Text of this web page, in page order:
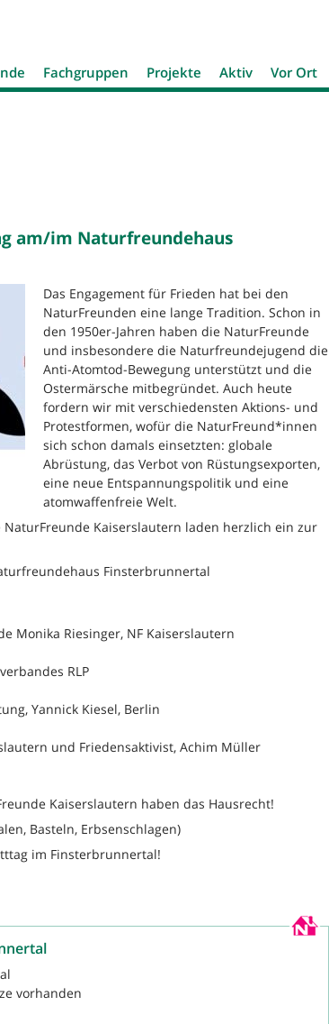
Fachgruppen Projekte Aktiv Vor Ort
am/im Naturfreundehaus
Das Engagement für Frieden hat bei den
NaturFreunden eine lange Tradition. Schon in
den 1950er-Jahren haben die NaturFreunde
und insbesondere die Naturfreundejugend die
Anti-Atomtod-Bewegung unterstützt und die
Ostermärsche mitbegründet. Auch heute
fordern wir mit verschiedensten Aktions- und
Protestformen, wofür die NaturFreund*innen
sich schon damals einsetzten: globale
Abrüstung, das Verbot von Rüstungsexporten,
eine neue Entspannungspolitik und eine
atomwaffenfreie Welt.
Kaiserslautern laden herzlich ein zur
Finsterbrunnertal
Monika Riesinger, NF Kaiserslautern
RLP
Yannick Kiesel, Berlin
und Friedensaktivist, Achim Müller
Kaiserslautern haben das Hausrecht!
Basteln, Erbsenschlagen)
im Finsterbrunnertal!
vorhanden